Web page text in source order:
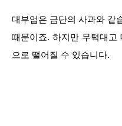
대부업은 금단의 사과와 같
때문이죠. 하지만 무턱대고
으로 떨어질 수 있습니다.